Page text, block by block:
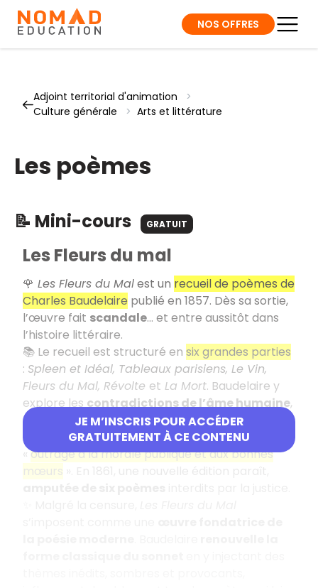
NOS OFFRES
Adjoint territorial d'animation
>
Culture générale
> Arts et littérature
Les poèmes
📝 Mini-cours GRATUIT
JE M’INSCRIS POUR ACCÉDER
GRATUITEMENT À CE CONTENU
Les Fleurs du mal
🌹 Les Fleurs du Malest un recueil de poèmes de
Charles Baudelaire publié en 1857. Dès sa sortie,
l’œuvre fait scandale… et entre aussitôt dans
l’histoire littéraire.
📚 Le recueil est structuré en six grandes parties
: Spleen et Idéal, Tableaux parisiens, Le Vin,
Fleurs du Mal, Révolte et La Mort. Baudelaire y
explore les contradictions de l’âme humaine,
entre quête d’absolu et chute dans le désespoir.
⚖️ Jugé choquant, le recueil est condamné pour
«outrage à la morale publique et aux bonnes
mœurs